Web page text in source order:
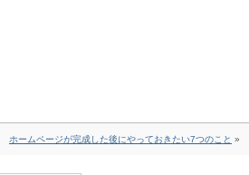
ホームページが完成した後にやっておきたい7つのこと »